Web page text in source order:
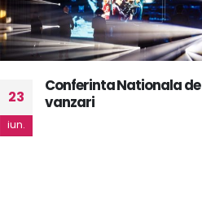
23
iun.
Conferinte Online